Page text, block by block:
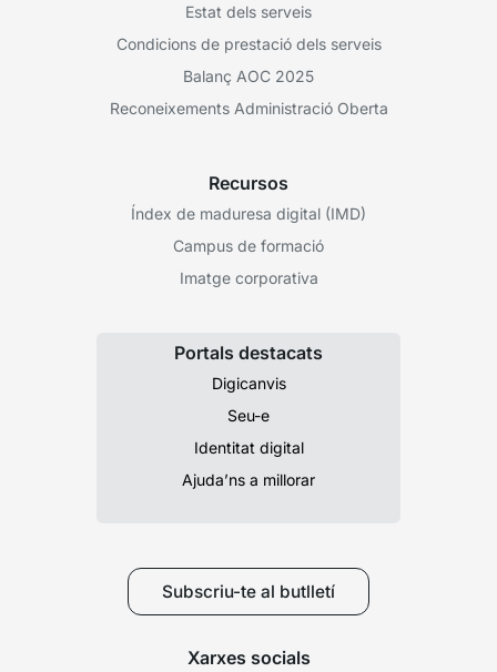
Estat dels serveis
Condicions de prestació dels serveis
Balanç AOC 2025
Reconeixements Administració Oberta
Recursos
Índex de maduresa digital (IMD)
Campus de formació
Imatge corporativa
Portals destacats
Digicanvis
Seu-e
Identitat digital
Ajuda’ns a millorar
Subscriu-te al butlletí
Xarxes socials